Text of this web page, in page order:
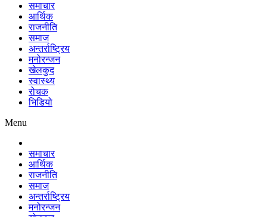
समाचार
आर्थिक
राजनीति
समाज
अन्तर्राष्ट्रिय
मनोरन्जन
खेलकुद
स्वास्थ्य
रोचक
भिडियो
Menu
समाचार
आर्थिक
राजनीति
समाज
अन्तर्राष्ट्रिय
मनोरन्जन